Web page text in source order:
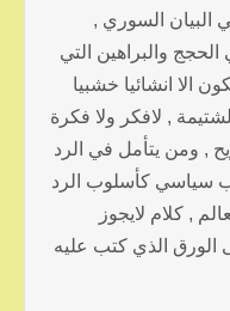
البيان السوري ,
والبراهين التي
الا انشائيا خشبيا
, لافكر ولا فكرة
, ومن يتأمل في الرد
سياسي كأسلوب الرد
, كلام لايجوز
الورق الذي كتب عليه